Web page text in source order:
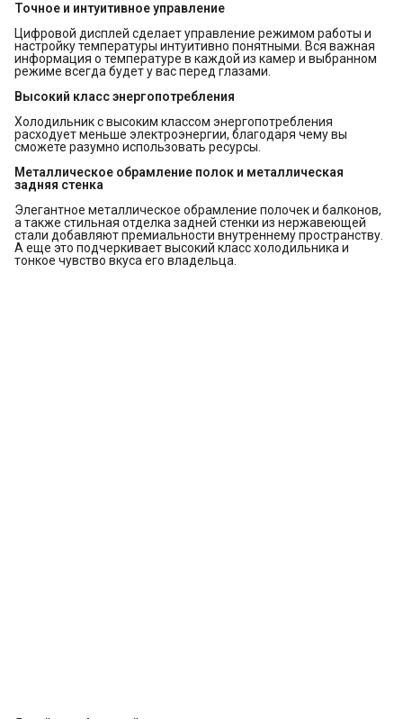
Точное и интуитивное управление
Цифровой дисплей сделает управление режимом работы и
настройку температуры интуитивно понятными. Вся важная
информация о температуре в каждой из камер и выбранном
режиме всегда будет у вас перед глазами.
Высокий класс энергопотребления
Холодильник с высоким классом энергопотребления
расходует меньше электроэнергии, благодаря чему вы
сможете разумно использовать ресурсы.
Металлическое обрамление полок и металлическая
задняя стенка
Элегантное металлическое обрамление полочек и балконов,
а также стильная отделка задней стенки из нержавеющей
стали добавляют премиальности внутреннему пространству.
А еще это подчеркивает высокий класс холодильника и
тонкое чувство вкуса его владельца.